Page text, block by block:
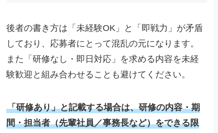
後者の書き方は「未経験OK」と「即戦力」が矛盾
しており、応募者にとって混乱の元になります。
また「研修なし・即日対応」を求める内容を未経
験歓迎と組み合わせることも避けてください。
「研修あり」と記載する場合は、研修の内容・期
間・担当者（先輩社員／事務長など）をできる限